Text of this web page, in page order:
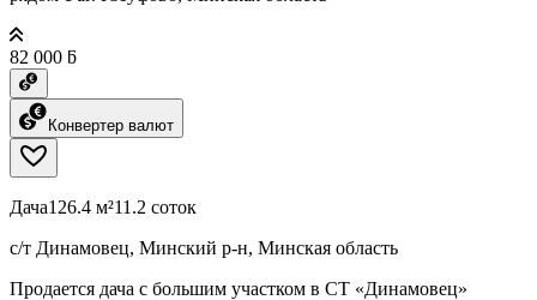
82 000 ƃ
Конвертер валют
Дача126.4 м²11.2 соток
с/т Динамовец, Минский р-н, Минская область
Продается дача с большим участком в СТ «Динамовец»